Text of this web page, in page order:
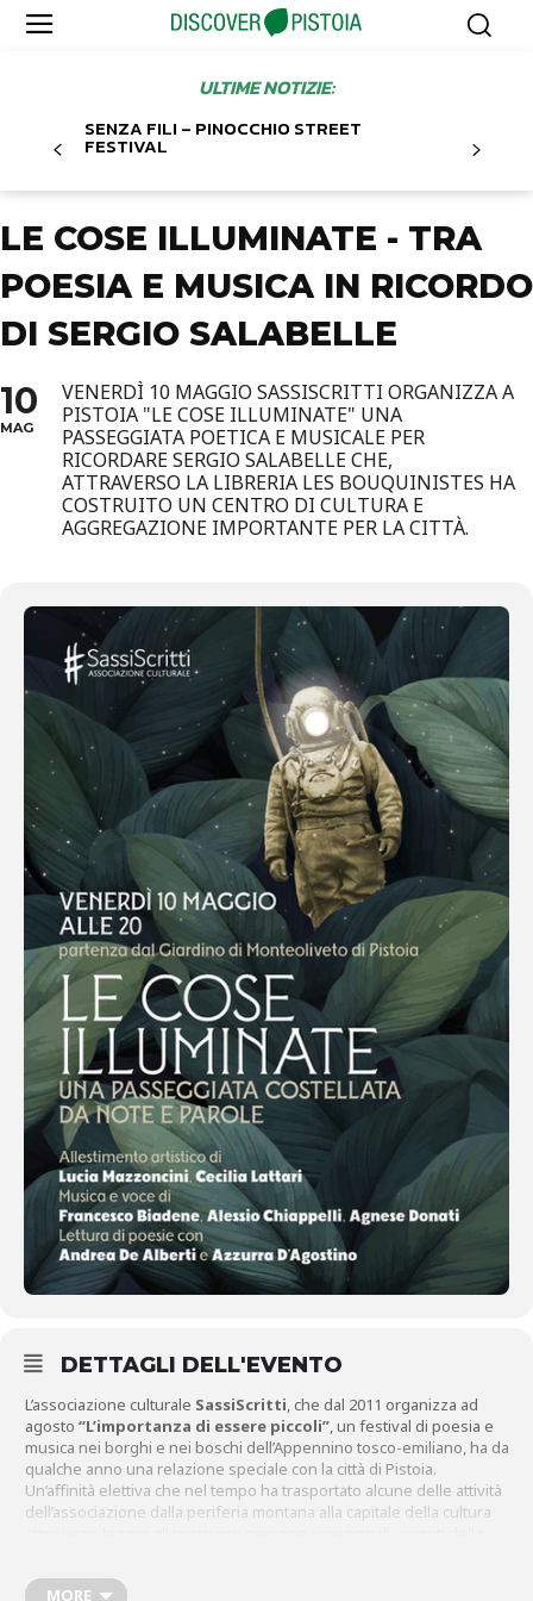
ULTIME NOTIZIE:
SENZA FILI – PINOCCHIO STREET
FESTIVAL
LE COSE ILLUMINATE - TRA
POESIA E MUSICA IN RICORDO
DI SERGIO SALABELLE
10
MAG
VENERDÌ 10 MAGGIO SASSISCRITTI ORGANIZZA A
PISTOIA "LE COSE ILLUMINATE" UNA
PASSEGGIATA POETICA E MUSICALE PER
RICORDARE SERGIO SALABELLE CHE,
ATTRAVERSO LA LIBRERIA LES BOUQUINISTES HA
COSTRUITO UN CENTRO DI CULTURA E
AGGREGAZIONE IMPORTANTE PER LA CITTÀ.
DETTAGLI DELL'EVENTO
L’associazione culturale SassiScritti, che dal 2011 organizza ad
agosto “L’importanza di essere piccoli”, un festival di poesia e
musica nei borghi e nei boschi dell’Appennino tosco-emiliano, ha da
qualche anno una relazione speciale con la città di Pistoia.
Un’affinità elettiva che nel tempo ha trasportato alcune delle attività
dell’associazione dalla periferia montana alla capitale della cultura
dell’associazione.
MORE